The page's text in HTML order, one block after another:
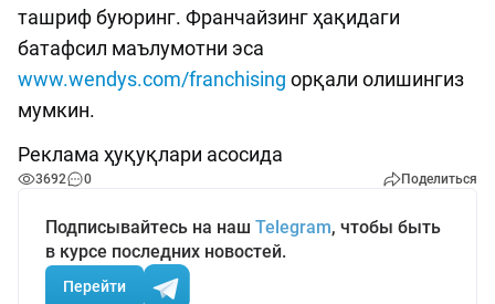
ташриф буюринг. Франчайзинг ҳақидаги
батафсил маълумотни эса
www.wendys.com/franchising орқали олишингиз
мумкин.
Реклама ҳуқуқлари асосида
3692 0 Поделиться
Подписывайтесь на наш Telegram, чтобы быть
в курсе последних новостей.
Перейти